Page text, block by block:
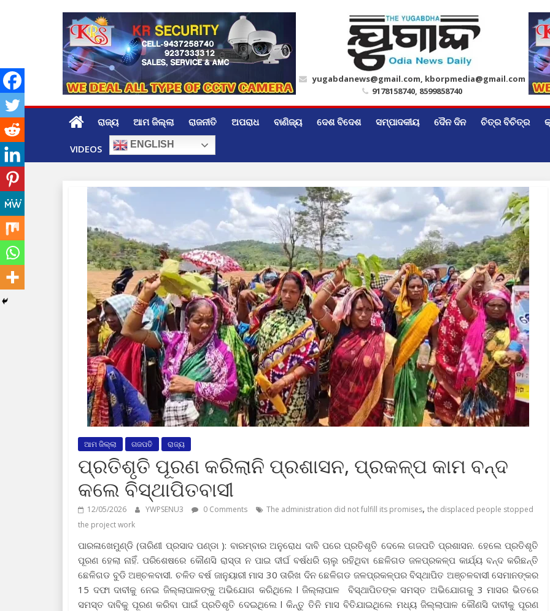
yugabdanews@gmail.com, kborpmedia@gmail.com
9178158740, 8599858740
ରାଜ୍ୟ ଆମ ଜିଲ୍ଲା ରାଜନୀତି ଅପରାଧ ବାଣିଜ୍ୟ ଦେଶ ବିଦେଶ ସମ୍ପାଦକୀୟ ଦୈନ ଦିନ ଚିତ୍ର ବିଚିତ୍ର
VIDEOS ENGLISH
ଆମ ଜିଲ୍ଲା ଗଜପତି ରାଜ୍ୟ
ପ୍ରତିଶୃତି ପୂରଣ କରିଲାନି ପ୍ରଶାସନ, ପ୍ରକଳ୍ପ କାମ ବନ୍ଦ
କଲେ ବିସ୍ଥାପିତବାସୀ
12/05/2026 YWPSENU3 0 Comments The administration did not fulfill its promises, the displaced people stopped
the project work
ପାରଳାଖେମୁଣ୍ଡି (ତାରିଣୀ ପ୍ରସାଦ ପଣ୍ଡା ): ବାରମ୍ବାର ଅନୁରୋଧ ଦାବି ପରେ ପ୍ରତିଶୃତି ଦେଲେ ଗଜପତି ପ୍ରଶାସନ. ହେଲେ ପ୍ରତିଶୃତି
ପୂରଣ ହେଲା ନାହିଁ. ପରିଶେଷରେ କୌଣସି ରାସ୍ତା ନ ପାଇ ଦୀର୍ଘ ବର୍ଷଧରି ଚାଲୁ ରହିଥିବା ଛେଳିଗଡ ଜଳପ୍ରକଳ୍ପ କାର୍ଯ୍ୟ ବନ୍ଦ କରିଛନ୍ତି
ଛେଳିଗଡ ବୁଡି ଅଞ୍ଚଳବାସୀ. ଚଳିତ ବର୍ଷ ଜାନୁୟାରୀ ମାସ 30 ତାରିଖ ଦିନ ଛେଳିଗଡ ଜଳପ୍ରକଳ୍ପର ବିସ୍ଥାପିତ ଅଞ୍ଚଳବାସୀ ସେମାନଙ୍କର
15 ଦଫା ଦାବୀକୁ ନେଇ ଜିଲ୍ଲାପାଳଙ୍କୁ ଅଭିଯୋଗ କରିଥିଲେ l ଜିଲ୍ଲାପାଳ ବିସ୍ଥାପିତଙ୍କ ସମସ୍ତ ଅଭିଯୋଗକୁ 3 ମାସର ଭିତରେ
ସମସ୍ତ ଦାବିକୁ ପୂରଣ କରିବା ପାଇଁ ପ୍ରତିଶୃତି ଦେଇଥିଲେ l କିନ୍ତୁ ତିନି ମାସ ବିତିଯାଇଥିଲେ ମଧ୍ୟ ଜିଲ୍ଲାପାଳ କୌଣସି ଦାବୀକୁ ପୂରଣ